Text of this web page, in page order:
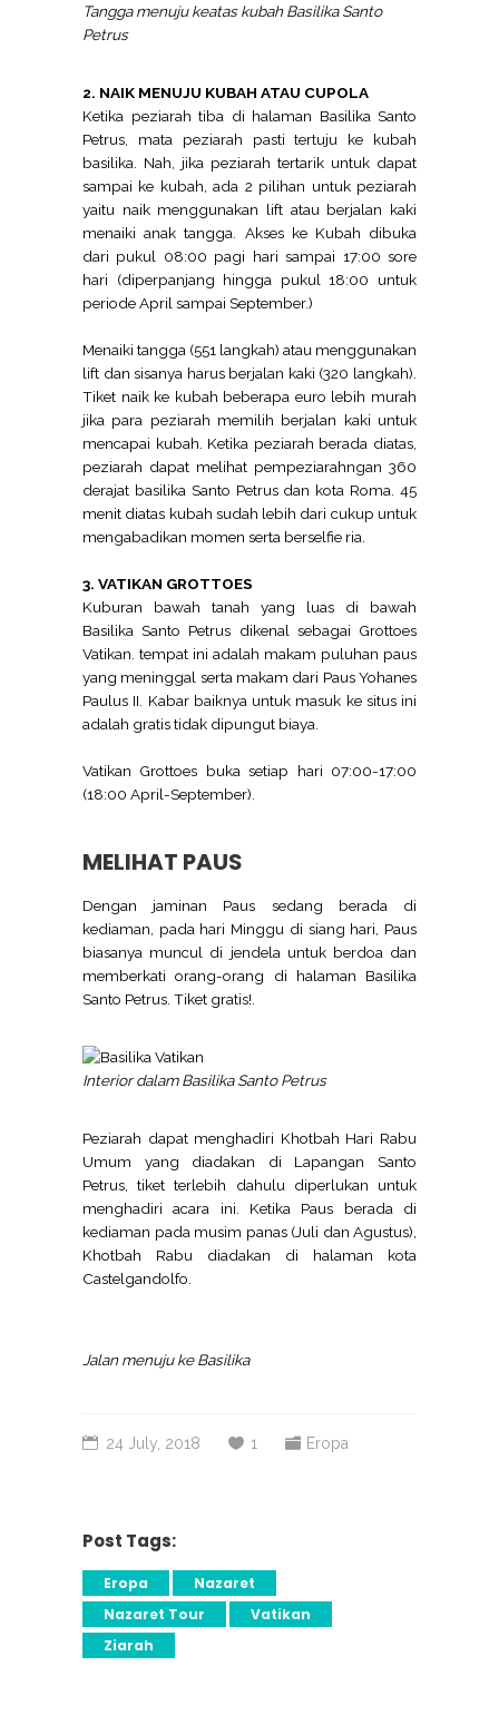
Tangga menuju keatas kubah Basilika Santo
Petrus
2. NAIK MENUJU KUBAH ATAU CUPOLA
Ketika peziarah tiba di halaman Basilika Santo
Petrus, mata peziarah pasti tertuju ke kubah
basilika. Nah, jika peziarah tertarik untuk dapat
sampai ke kubah, ada 2 pilihan untuk peziarah
yaitu naik menggunakan lift atau berjalan kaki
menaiki anak tangga. Akses ke Kubah dibuka
dari pukul 08:00 pagi hari sampai 17:00 sore
hari (diperpanjang hingga pukul 18:00 untuk
periode April sampai September.)
Menaiki tangga (551 langkah) atau menggunakan
lift dan sisanya harus berjalan kaki (320 langkah).
Tiket naik ke kubah beberapa euro lebih murah
jika para peziarah memilih berjalan kaki untuk
mencapai kubah. Ketika peziarah berada diatas,
peziarah dapat melihat pempeziarahngan 360
derajat basilika Santo Petrus dan kota Roma. 45
menit diatas kubah sudah lebih dari cukup untuk
mengabadikan momen serta berselfie ria.
3. VATIKAN GROTTOES
Kuburan bawah tanah yang luas di bawah
Basilika Santo Petrus dikenal sebagai Grottoes
Vatikan. tempat ini adalah makam puluhan paus
yang meninggal serta makam dari Paus Yohanes
Paulus II. Kabar baiknya untuk masuk ke situs ini
adalah gratis tidak dipungut biaya.
Vatikan Grottoes buka setiap hari 07:00-17:00
(18:00 April-September).
MELIHAT PAUS
Dengan jaminan Paus sedang berada di
kediaman, pada hari Minggu di siang hari, Paus
biasanya muncul di jendela untuk berdoa dan
memberkati orang-orang di halaman Basilika
Santo Petrus. Tiket gratis!.
Interior dalam Basilika Santo Petrus
Peziarah dapat menghadiri Khotbah Hari Rabu
Umum yang diadakan di Lapangan Santo
Petrus, tiket terlebih dahulu diperlukan untuk
menghadiri acara ini. Ketika Paus berada di
kediaman pada musim panas (Juli dan Agustus),
Khotbah Rabu diadakan di halaman kota
Castelgandolfo.
Jalan menuju ke Basilika
24 July, 2018 1 Eropa
Post Tags:
Eropa
Nazaret
Nazaret Tour
Vatikan
Ziarah